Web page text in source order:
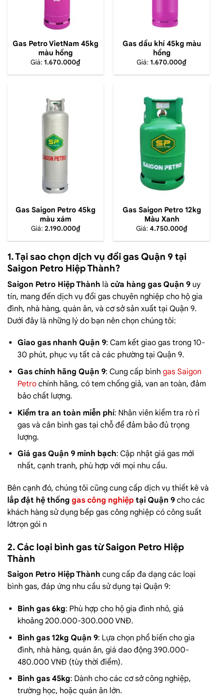
Gas Petro VietNam 45kg
màu hồng
Giá: 1.670.000₫
Gas dầu khí 45kg màu
hồng
Giá: 1.670.000₫
Gas Saigon Petro 45kg
màu xám
Giá: 2.190.000₫
Gas Saigon Petro 12kg
Màu Xanh
Giá: 4.750.000₫
1. Tại sao chọn dịch vụ đổi gas Quận 9 tại
Saigon Petro Hiệp Thành?
Saigon Petro Hiệp Thành là cửa hàng gas Quận 9 uy
tín, mang đến dịch vụ đổi gas chuyên nghiệp cho hộ gia
đình, nhà hàng, quán ăn, và cơ sở sản xuất tại Quận 9.
Dưới đây là những lý do bạn nên chọn chúng tôi:
Giao gas nhanh Quận 9: Cam kết giao gas trong 10-
30 phút, phục vụ tất cả các phường tại Quận 9.
Gas chính hãng Quận 9: Cung cấp bình gas Saigon
Petrochính hãng, có tem chống giả, van an toàn, đảm
bảo chất lượng.
Kiểm tra an toàn miễn phí: Nhân viên kiểm tra rò rỉ
gas và cân bình gas tại chỗ để đảm bảo đủ trọng
lượng.
Giá gas Quận 9 minh bạch: Cập nhật giá gas mới
nhất, cạnh tranh, phù hợp với mọi nhu cầu.
Bên cạnh đó, chúng tôi cũng cung cấp dịch vụ thiết kê và
lắp đặt hệ thống gas công nghiệp tại Quận 9 cho các
khách hàng sử dụng bếp gas công nghiệp có công suất
lớtrọn gói n
2. Các loại bình gas từ Saigon Petro Hiệp
Thành
Saigon Petro Hiệp Thành cung cấp đa dạng các loại
bình gas, đáp ứng nhu cầu sử dụng tại Quận 9:
Bình gas 6kg: Phù hợp cho hộ gia đình nhỏ, giá
khoảng 200.000-300.000 VNĐ.
Bình gas 12kg Quận 9: Lựa chọn phổ biến cho gia
đình, nhà hàng, quán ăn, giá dao động 390.000-
480.000 VNĐ (tùy thời điểm).
Bình gas 45kg: Dành cho các cơ sở công nghiệp,
trường học, hoặc quán ăn lớn.